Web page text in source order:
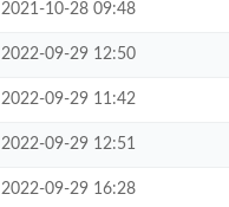
2021-10-28 09:48
2022-09-29 12:50
2022-09-29 11:42
2022-09-29 12:51
2022-09-29 16:28